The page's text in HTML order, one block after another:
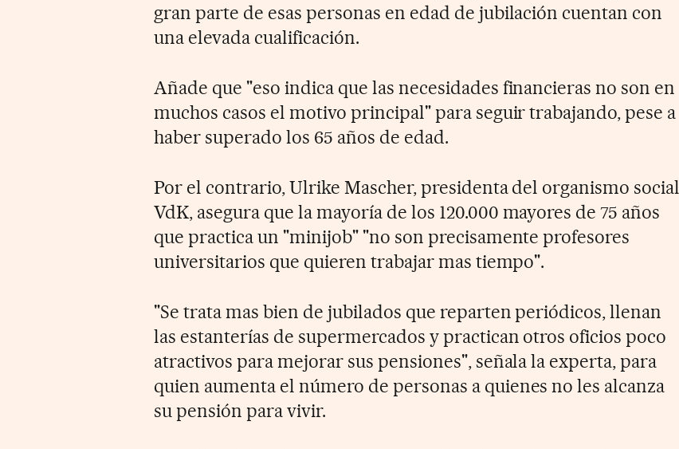
gran parte de esas personas en edad de jubilación cuentan con
una elevada cualificación.
Añade que "eso indica que las necesidades financieras no son en
muchos casos el motivo principal" para seguir trabajando, pese a
haber superado los 65 años de edad.
Por el contrario, Ulrike Mascher, presidenta del organismo social
VdK, asegura que la mayoría de los 120.000 mayores de 75 años
que practica un "minijob" "no son precisamente profesores
universitarios que quieren trabajar mas tiempo".
"Se trata mas bien de jubilados que reparten periódicos, llenan
las estanterías de supermercados y practican otros oficios poco
atractivos para mejorar sus pensiones", señala la experta, para
quien aumenta el número de personas a quienes no les alcanza
su pensión para vivir.